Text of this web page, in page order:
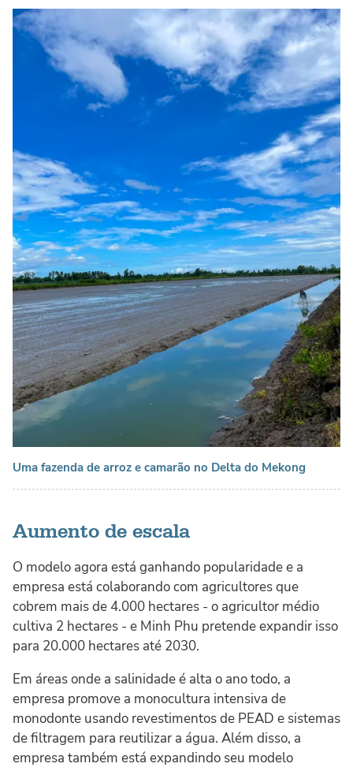
Uma fazenda de arroz e camarão no Delta do Mekong
Aumento de escala
O modelo agora está ganhando popularidade e a
empresa está colaborando com agricultores que
cobrem mais de 4.000 hectares - o agricultor médio
cultiva 2 hectares - e Minh Phu pretende expandir isso
para 20.000 hectares até 2030.
Em áreas onde a salinidade é alta o ano todo, a
empresa promove a monocultura intensiva de
monodonte usando revestimentos de PEAD e sistemas
de filtragem para reutilizar a água. Além disso, a
empresa também está expandindo seu modelo